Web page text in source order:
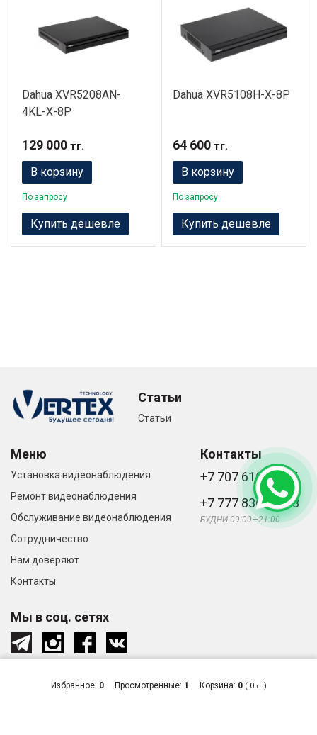
Избранное: 0 Просмотренные: 1 Корзина: 0 ( 0тг)
Dahua XVR5208AN-
4KL-X-8P
129 000 тг.
В корзину
По запросу
Купить дешевле
Dahua XVR5108H-X-8P
64 600тг.
В корзину
По запросу
Купить дешевле
Статьи
Статьи
Меню
Установка видеонаблюдения
Ремонт видеонаблюдения
Обслуживание видеонаблюдения
Сотрудничество
Нам доверяют
Контакты
Контакты
+7 707 616-61-66
+7 777 836-66-33
БУДНИ 09:00—21:00
Мы в соц. сетях